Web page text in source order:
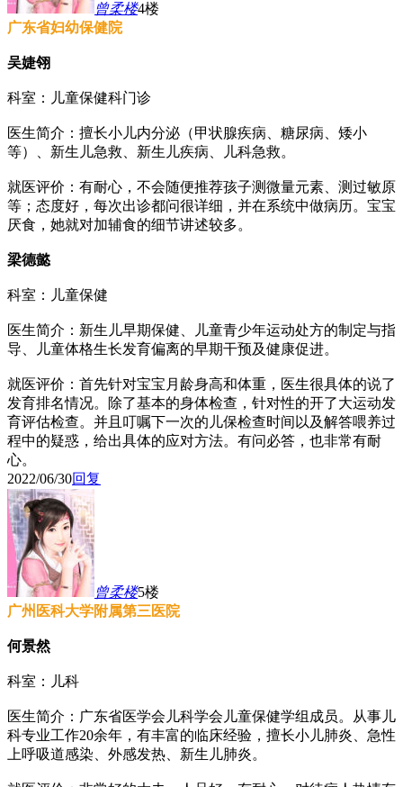
曾柔楼4楼
广东省妇幼保健院
吴婕翎
科室：儿童保健科门诊
医生简介：擅长小儿内分泌（甲状腺疾病、糖尿病、矮小
等）、新生儿急救、新生儿疾病、儿科急救。
就医评价：有耐心，不会随便推荐孩子测微量元素、测过敏原
等；态度好，每次出诊都问很详细，并在系统中做病历。宝宝
厌食，她就对加辅食的细节讲述较多。
梁德懿
科室：儿童保健
医生简介：新生儿早期保健、儿童青少年运动处方的制定与指
导、儿童体格生长发育偏离的早期干预及健康促进。
就医评价：首先针对宝宝月龄身高和体重，医生很具体的说了
发育排名情况。除了基本的身体检查，针对性的开了大运动发
育评估检查。并且叮嘱下一次的儿保检查时间以及解答喂养过
程中的疑惑，给出具体的应对方法。有问必答，也非常有耐
心。
2022/06/30回复
曾柔楼5楼
广州医科大学附属第三医院
何景然
科室：儿科
医生简介：广东省医学会儿科学会儿童保健学组成员。从事儿
科专业工作20余年，有丰富的临床经验，擅长小儿肺炎、急性
上呼吸道感染、外感发热、新生儿肺炎。